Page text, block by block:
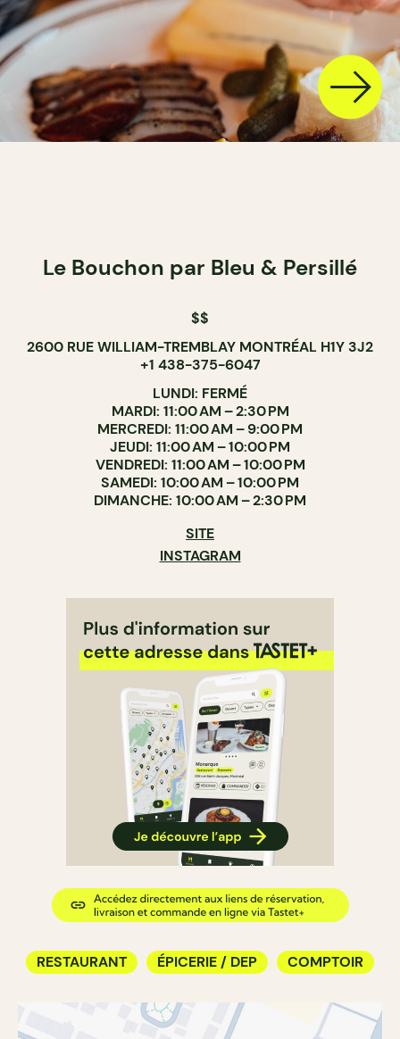
Le Bouchon par Bleu & Persillé
$$
2600 RUE WILLIAM-TREMBLAY MONTRÉAL H1Y 3J2
+1 438-375-6047
LUNDI: FERMÉ
MARDI: 11:00 AM – 2:30 PM
MERCREDI: 11:00 AM – 9:00 PM
JEUDI: 11:00 AM – 10:00 PM
VENDREDI: 11:00 AM – 10:00 PM
SAMEDI: 10:00 AM – 10:00 PM
DIMANCHE: 10:00 AM – 2:30 PM
SITE
INSTAGRAM
RESTAURANT ÉPICERIE / DEP COMPTOIR